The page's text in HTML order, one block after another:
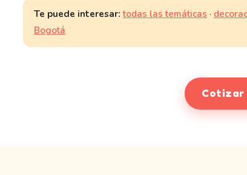
Te puede interesar: todas las temáticas ·
Bogotá
Cotizar